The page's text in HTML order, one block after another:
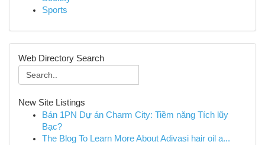
Sports
Web Directory Search
New Site Listings
Bán 1PN Dự án Charm City: Tiềm năng Tích lũy
Bạc?
The Blog To Learn More About Adivasi hair oil a...